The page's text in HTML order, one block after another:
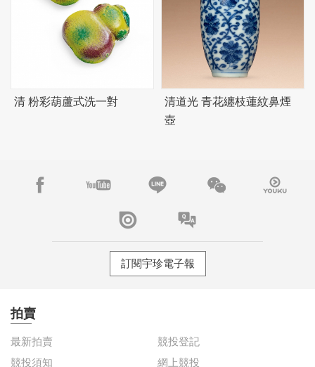
清 粉彩葫蘆式洗一對
清道光 青花纏枝蓮紋鼻煙
壺
訂閱宇珍電子報
拍賣
最新拍賣
競投登記
競投須知
網上競投